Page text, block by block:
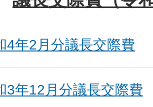
4年2月分議長交際費
3年12月分議長交際費